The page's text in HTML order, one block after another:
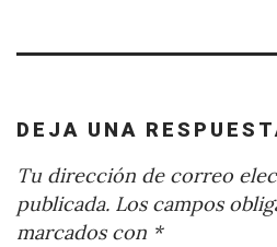
DEJA UNA
Tu dirección de correo
publicada. Los campos
marcados con *